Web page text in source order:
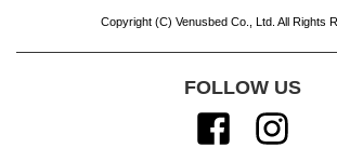
Copyright (C) Venusbed Co., Ltd. All Rights
FOLLOW US